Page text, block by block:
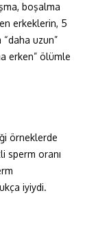
boşalma
erkeklerin, 5
uzun”
erken” ölümle
örneklerde
sperm oranı
iyiydi.